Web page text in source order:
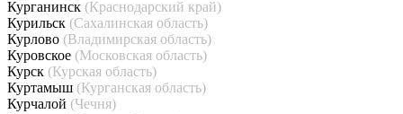
Курганинск (Краснодарский край)
Курильск (Сахалинская область)
Курлово (Владимирская область)
Куровское (Московская область)
Курск (Курская область)
Куртамыш (Курганская область)
Курчалой (Чечня)